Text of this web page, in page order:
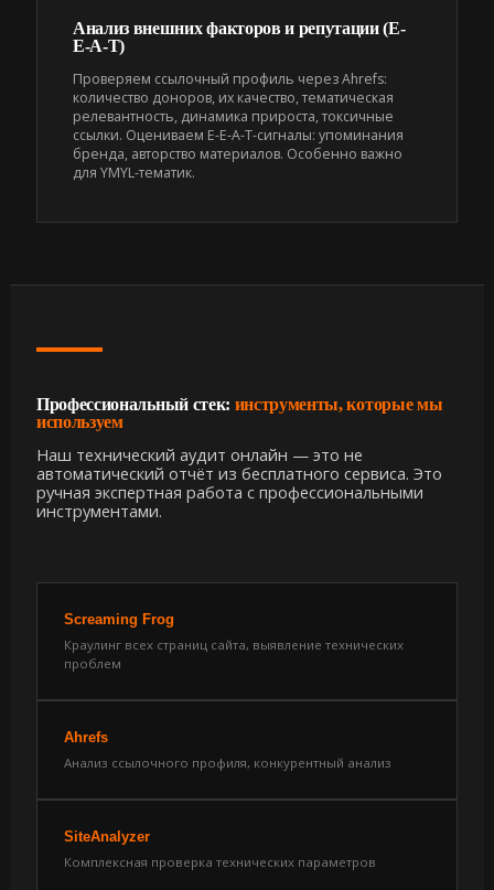
Анализ внешних факторов и репутации (E-
E-A-T)
Проверяем ссылочный профиль через Ahrefs:
количество доноров, их качество, тематическая
релевантность, динамика прироста, токсичные
ссылки. Оцениваем E-E-A-T-сигналы: упоминания
бренда, авторство материалов. Особенно важно
для YMYL-тематик.
Профессиональный стек: инструменты, которые мы
используем
Наш технический аудит онлайн — это не
автоматический отчёт из бесплатного сервиса. Это
ручная экспертная работа с профессиональными
инструментами.
Screaming Frog
Краулинг всех страниц сайта, выявление технических
проблем
Ahrefs
Анализ ссылочного профиля, конкурентный анализ
SiteAnalyzer
Комплексная проверка технических параметров